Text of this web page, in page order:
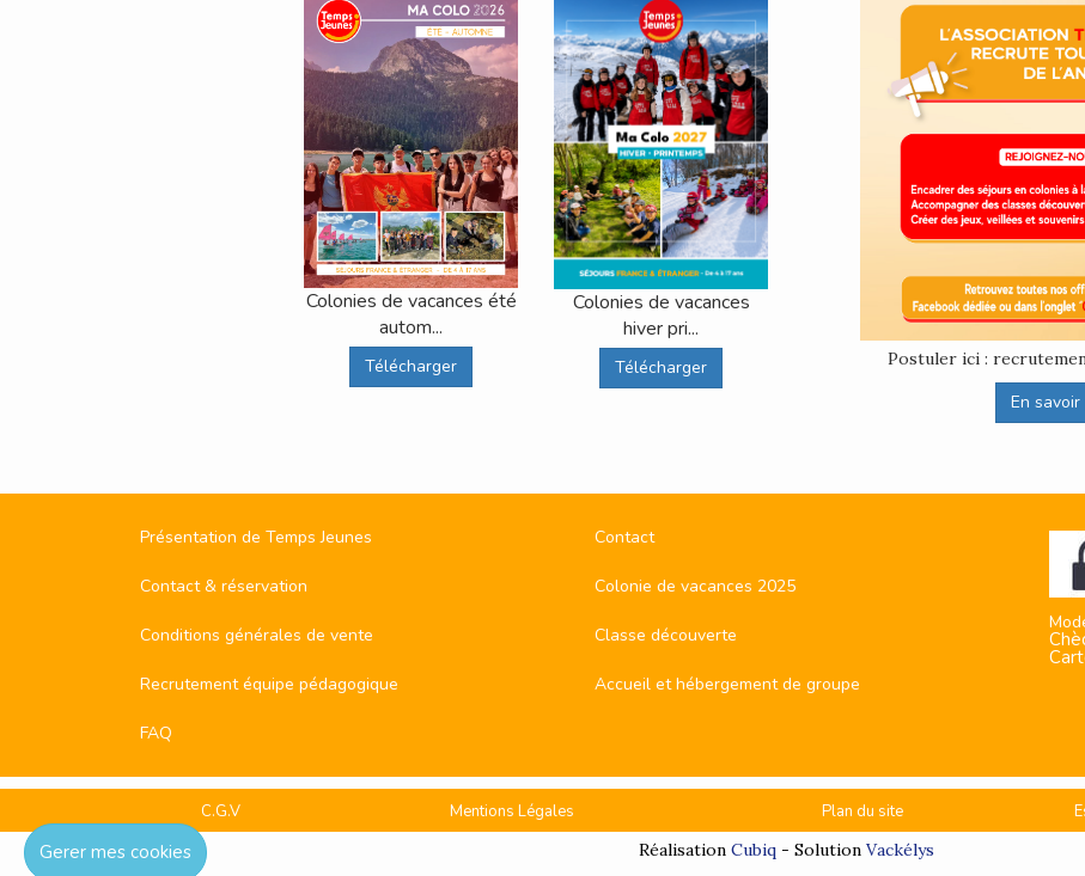
Colonies de vacances été
autom...
Télécharger
Colonies de vacances
hiver pri...
Télécharger Postuler ici :
En savoir
Présentation de Temps Jeunes
Contact & réservation
Conditions générales de vente
Recrutement équipe pédagogique
FAQ
Contact
Colonie de vacances 2025
Classe découverte
Accueil et hébergement de groupe
C.G.V Mentions Légales Plan du site
Réalisation Cubiq- Solution Vackélys
Gerer mes cookies